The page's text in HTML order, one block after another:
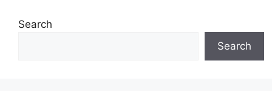
Search
Search